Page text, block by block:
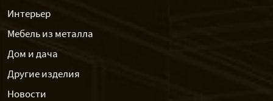
Интерьер
Мебель из металла
Дом и дача
Другие изделия
Новости